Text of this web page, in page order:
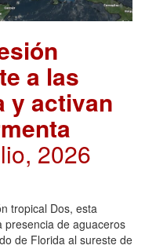
a las
y activan
2026
tropical Dos, esta
de aguaceros
de Florida al sureste de